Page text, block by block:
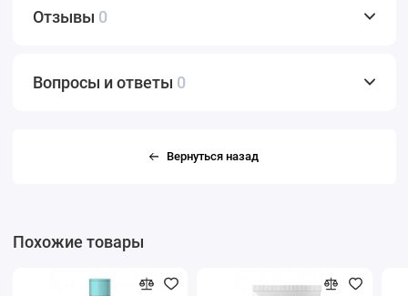
Отзывы 0
Вопросы и ответы 0
Вернуться назад
Похожие товары